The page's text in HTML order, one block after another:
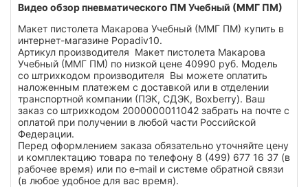
Видео обзор пневматического ПМ Учебный (ММГ ПМ)
Макет пистолета Макарова Учебный (ММГ ПМ) купить в
интернет-магазине Popadiv10.
Артикул производителя Макет пистолета Макарова
Учебный (ММГ ПМ) по низкой цене 40990 руб. Модель
со штрихкодом производителя Вы можете оплатить
наложенным платежем с доставкой или в отделении
транспортной компании (ПЭК, СДЭК, Boxberry). Ваш
заказ со штрихкодом 2000000011042 забрать на почте с
оплатой при получении в любой части Российской
Федерации.
Перед оформлением заказа обязательно уточняйте цену
и комплектацию товара по телефону 8 (499) 677 16 37 (в
рабочее время) или по e-mail и системе обратной связи
(в любое удобное для вас время).